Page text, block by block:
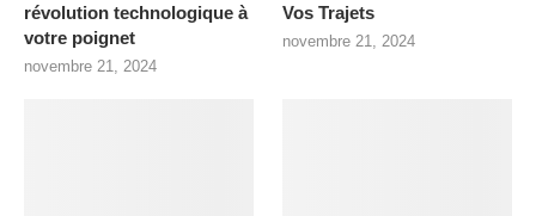
révolution technologique à
votre poignet
novembre 21, 2024
Vos Trajets
novembre 21, 2024